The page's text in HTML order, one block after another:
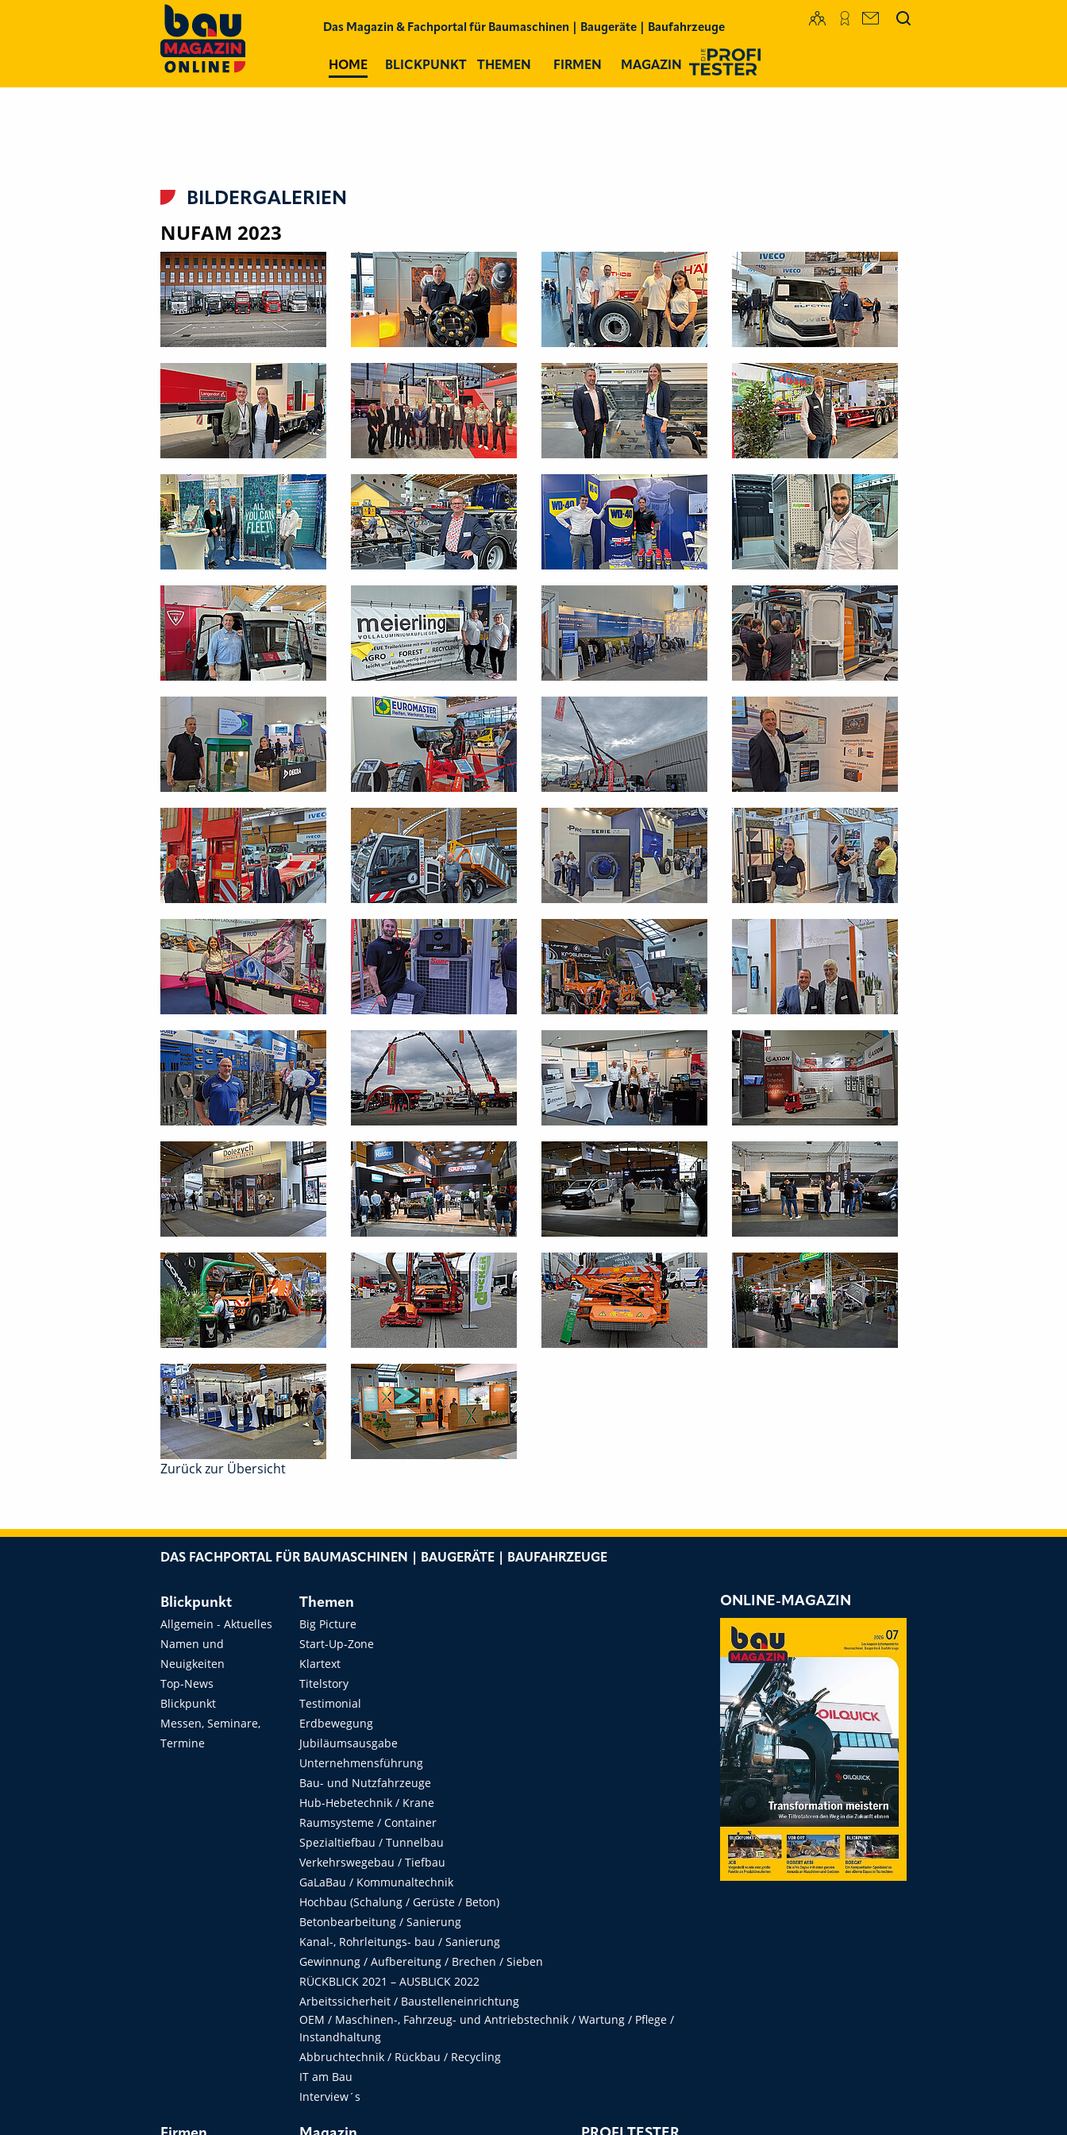
Das Magazin & Fachportal für Baumaschinen | Baugeräte | Baufahrzeuge
Newsletter
HOME BLICKPUNKT THEMEN FIRMEN MAGAZIN
BILDERGALERIEN
NUFAM 2023
Zurück zur Übersicht
DAS FACHPORTAL FÜR BAUMASCHINEN | BAUGERÄTE | BAUFAHRZEUGE
Blickpunkt
Allgemein - Aktuelles
Namen und
Neuigkeiten
Top-News
Blickpunkt
Messen, Seminare,
Termine
Themen
Big Picture
Start-Up-Zone
Klartext
Titelstory
Testimonial
Erdbewegung
Jubiläumsausgabe
Unternehmensführung
Bau- und Nutzfahrzeuge
Hub-Hebetechnik / Krane
Raumsysteme / Container
Spezialtiefbau / Tunnelbau
Verkehrswegebau / Tiefbau
GaLaBau / Kommunaltechnik
Hochbau (Schalung / Gerüste / Beton)
Betonbearbeitung / Sanierung
Kanal-, Rohrleitungs- bau / Sanierung
Gewinnung / Aufbereitung / Brechen / Sieben
RÜCKBLICK 2021 – AUSBLICK 2022
Arbeitssicherheit / Baustelleneinrichtung
OEM / Maschinen-, Fahrzeug- und Antriebstechnik / Wartung / Pflege /
Instandhaltung
Abbruchtechnik / Rückbau / Recycling
IT am Bau
Interview´s
ONLINE-MAGAZIN